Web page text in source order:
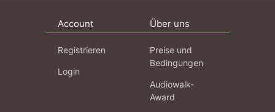
Account
Registrieren
Login
Über uns
Preise und
Bedingungen
Audiowalk-
Award